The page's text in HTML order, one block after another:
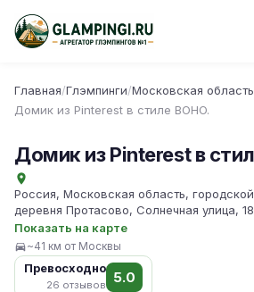
Главная/Глэмпинги/Московская область
Домик из Pinterest в стиле BOHO.
Домик из Pinterest в
Россия, Московская область,
деревня Протасово, Солнечная улица, 18
Показать на карте
~41 км от Москвы
Превосходно
26 отзывов 5.0